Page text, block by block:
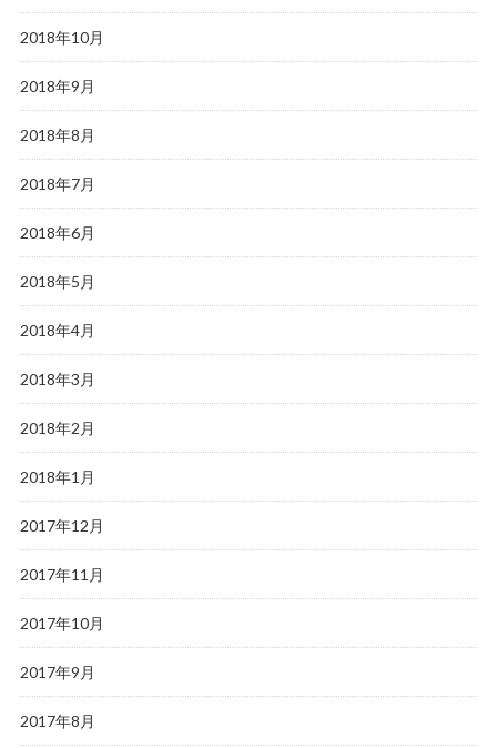
2018年10月
2018年9月
2018年8月
2018年7月
2018年6月
2018年5月
2018年4月
2018年3月
2018年2月
2018年1月
2017年12月
2017年11月
2017年10月
2017年9月
2017年8月